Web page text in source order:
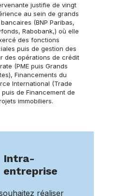
justifie de vingt
au sein de grands
(BNP Paribas,
Rabobank,) où elle
des fonctions
puis de gestion des
des opérations de crédit
(PME puis Grands
Financements du
International (Trade
puis de Financement de
immobiliers.
Intra-
entreprise
réaliser